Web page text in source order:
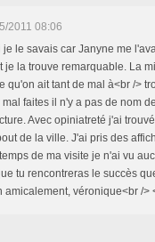
2011 08:06
je le savais car Janyne me
je la trouve remarquable. La
qu'on ait tant de mal à<br />
faites il n'y a pas de nom
Avec opiniatreté j'ai
de la ville. J'ai pris des
de ma visite je n'ai vu
tu rencontreras le succès
amicalement, véronique<br />